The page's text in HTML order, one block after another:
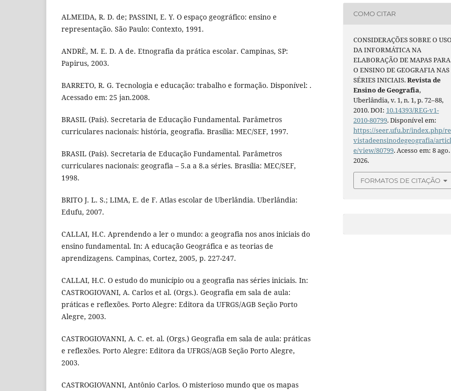
ALMEIDA, R. D. de; PASSINI, E. Y. O espaço geográfico: ensino e
representação. São Paulo: Contexto, 1991.
ANDRÈ, M. E. D. A de. Etnografia da prática escolar. Campinas, SP:
Papirus, 2003.
BARRETO, R. G. Tecnologia e educação: trabalho e formação. Disponível: .
Acessado em: 25 jan.2008.
BRASIL (País). Secretaria de Educação Fundamental. Parâmetros
curriculares nacionais: história, geografia. Brasília: MEC/SEF, 1997.
BRASIL (País). Secretaria de Educação Fundamental. Parâmetros
curriculares nacionais: geografia – 5.a a 8.a séries. Brasília: MEC/SEF,
1998.
BRITO J. L. S.; LIMA, E. de F. Atlas escolar de Uberlândia. Uberlândia:
Edufu, 2007.
CALLAI, H.C. Aprendendo a ler o mundo: a geografia nos anos iniciais do
ensino fundamental. In: A educação Geográfica e as teorias de
aprendizagens. Campinas, Cortez, 2005, p. 227-247.
CALLAI, H.C. O estudo do município ou a geografia nas séries iniciais. In:
CASTROGIOVANI, A. Carlos et al. (Orgs.). Geografia em sala de aula:
práticas e reflexões. Porto Alegre: Editora da UFRGS/AGB Seção Porto
Alegre, 2003.
CASTROGIOVANNI, A. C. et. al. (Orgs.) Geografia em sala de aula: práticas
e reflexões. Porto Alegre: Editora da UFRGS/AGB Seção Porto Alegre,
2003.
CASTROGIOVANNI, Antônio Carlos. O misterioso mundo que os mapas
COMO CITAR
CONSIDERAÇÕES SOBRE O
DA INFORMÁTICA NA
ELABORAÇÃO DE MAPAS PARA
O ENSINO DE GEOGRAFIA NAS
SÉRIES INICIAIS.Revista de
Ensino de Geografia,
Uberlândia, v. 1, n. 1, p. 72–88,
2010. DOI: 10.14393/REG-v1-
2010-80799. Disponível em:
https://seer.ufu.br/index.php/re
vistadeensinodegeografia/
e/view/80799. Acesso em: 8 ago.
2026.
FORMATOS DE CITAÇÃO